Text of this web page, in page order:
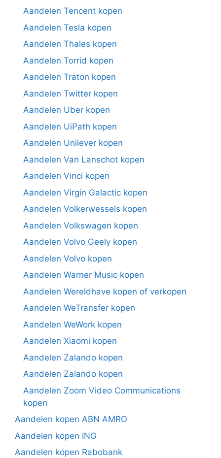
Aandelen Tencent kopen
Aandelen Tesla kopen
Aandelen Thales kopen
Aandelen Torrid kopen
Aandelen Traton kopen
Aandelen Twitter kopen
Aandelen Uber kopen
Aandelen UiPath kopen
Aandelen Unilever kopen
Aandelen Van Lanschot kopen
Aandelen Vinci kopen
Aandelen Virgin Galactic kopen
Aandelen Volkerwessels kopen
Aandelen Volkswagen kopen
Aandelen Volvo Geely kopen
Aandelen Volvo kopen
Aandelen Warner Music kopen
Aandelen Wereldhave kopen of verkopen
Aandelen WeTransfer kopen
Aandelen WeWork kopen
Aandelen Xiaomi kopen
Aandelen Zalando kopen
Aandelen Zalando kopen
Aandelen Zoom Video Communications
kopen
Aandelen kopen ABN AMRO
Aandelen kopen ING
Aandelen kopen Rabobank